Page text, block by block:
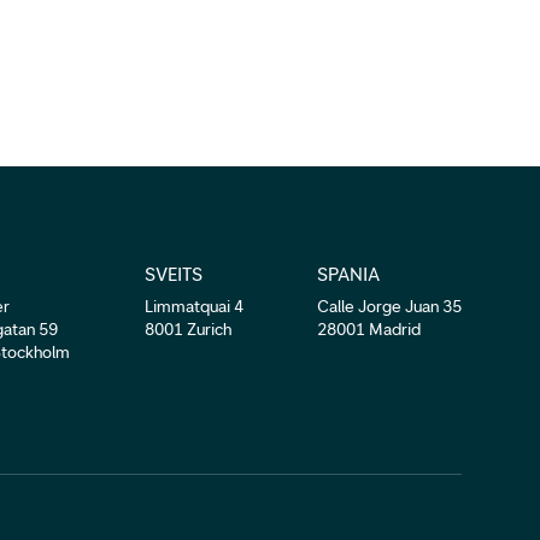
59
SVEITS
Limmatquai 4
8001 Zurich
SPANIA
Calle Jorge Juan 35
28001 Madrid